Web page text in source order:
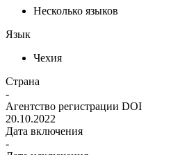
Несколько языков
Язык
Чехия
Страна
-
Агентство регистрации DOI
20.10.2022
Дата включения
-